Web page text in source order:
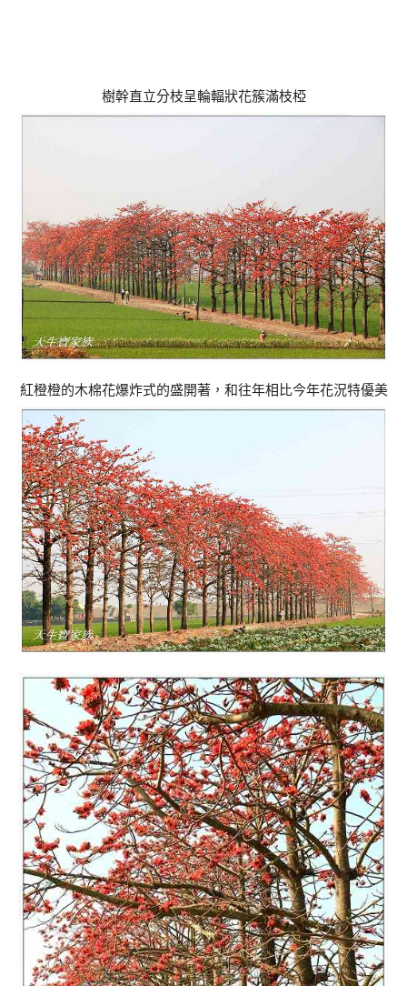
樹幹直立分枝呈輪輻狀花簇滿枝椏
紅橙橙的木棉花爆炸式的盛開著，和往年相比今年花況特優美